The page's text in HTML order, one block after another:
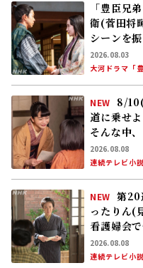
「豊臣兄
衛(菅田将
シーンを
2026.08.03
大河ドラマ「
NEW
8/
道に乗せ
そんな中
る
2026.08.08
連続テレビ小
NEW 第
ったりん(
看護婦会
分の理想
2026.08.08
連続テレビ小